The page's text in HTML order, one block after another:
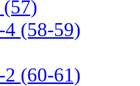
4 (58-59)
2 (60-61)